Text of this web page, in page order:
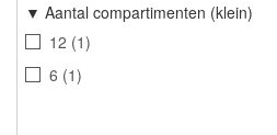
Aantal compartimenten (klein)
12 1
6 1